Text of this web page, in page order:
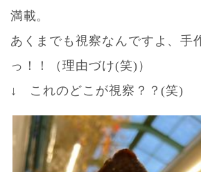
満載。
あくまでも視察なんですよ、手
っ！！（理由づけ(笑)）
↓ これのどこが視察？？(笑)